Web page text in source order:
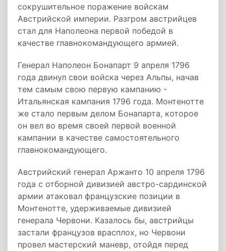
сокрушительное поражение войскам
Австрийской империи. Разгром австрийцев
стал для Наполеона первой победой в
качестве главнокомандующего армией.
Генерал Наполеон Бонапарт 9 апреля 1796
года двинул свои войска через Альпы, начав
тем самым свою первую кампанию -
Итальянская кампания 1796 года. Монтенотте
же стало первым делом Бонапарта, которое
он вел во время своей первой военной
кампании в качестве самостоятельного
главнокомандующего.
Австрийский генерал Аржанто 10 апреля 1796
года с отборной дивизией австро-сардинской
армии атаковал французские позиции в
Монтенотте, удерживаемые дивизией
генерала Червони. Казалось бы, австрийцы
застали французов врасплох, но Червони
провел мастерский маневр, отойдя перед